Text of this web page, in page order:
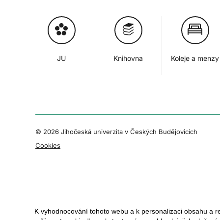
JU Knihovna Koleje a menzy
© 2026 Jihočeská univerzita v Českých Budějovicích
Cookies
K vyhodnocování tohoto webu a k personalizaci obsahu a